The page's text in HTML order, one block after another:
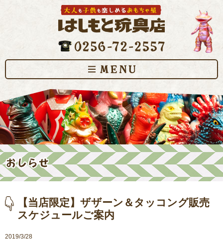
【当店限定】ザザーン＆タッコング販売
スケジュールご案内
2019/3/28